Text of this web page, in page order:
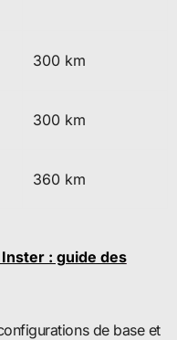
300 km
300 km
360 km
: guide des
de base et